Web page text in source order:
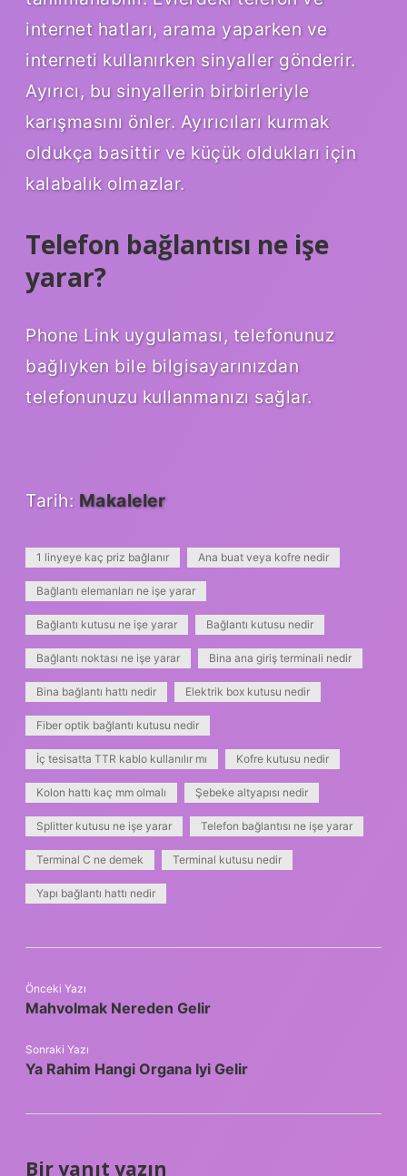
internet hatları, arama yaparken ve
interneti kullanırken sinyaller gönderir.
Ayırıcı, bu sinyallerin birbirleriyle
karışmasını önler. Ayırıcıları kurmak
oldukça basittir ve küçük oldukları için
kalabalık olmazlar.
Telefon bağlantısı ne işe
yarar?
Phone Link uygulaması, telefonunuz
bağlıyken bile bilgisayarınızdan
telefonunuzu kullanmanızı sağlar.
Tarih: Makaleler
1 linyeye kaç priz bağlanır Ana buat veya kofre nedir
Bağlantı elemanları ne işe yarar
Bağlantı kutusu ne işe yarar Bağlantı kutusu nedir
Bağlantı noktası ne işe yarar Bina ana giriş terminali nedir
Bina bağlantı hattı nedir Elektrik box kutusu nedir
Fiber optik bağlantı kutusu nedir
İç tesisatta TTR kablo kullanılır mı Kofre kutusu nedir
Kolon hattı kaç mm olmalı Şebeke altyapısı nedir
Splitter kutusu ne işe yarar Telefon bağlantısı ne işe yarar
Terminal C ne demek Terminal kutusu nedir
Yapı bağlantı hattı nedir
Önceki Yazı
Mahvolmak Nereden Gelir
Sonraki Yazı
Ya Rahim Hangi Organa Iyi Gelir
Bir yanıt yazın